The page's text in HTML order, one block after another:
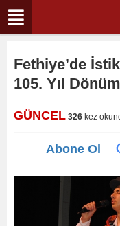
Fethiye’de
105. Yıl
GÜNCEL 326 kez
Abone Ol